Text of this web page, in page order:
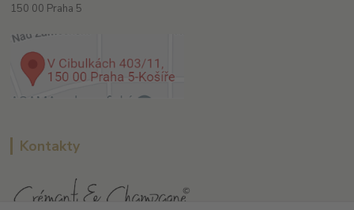
150 00 Praha 5
Kontakty